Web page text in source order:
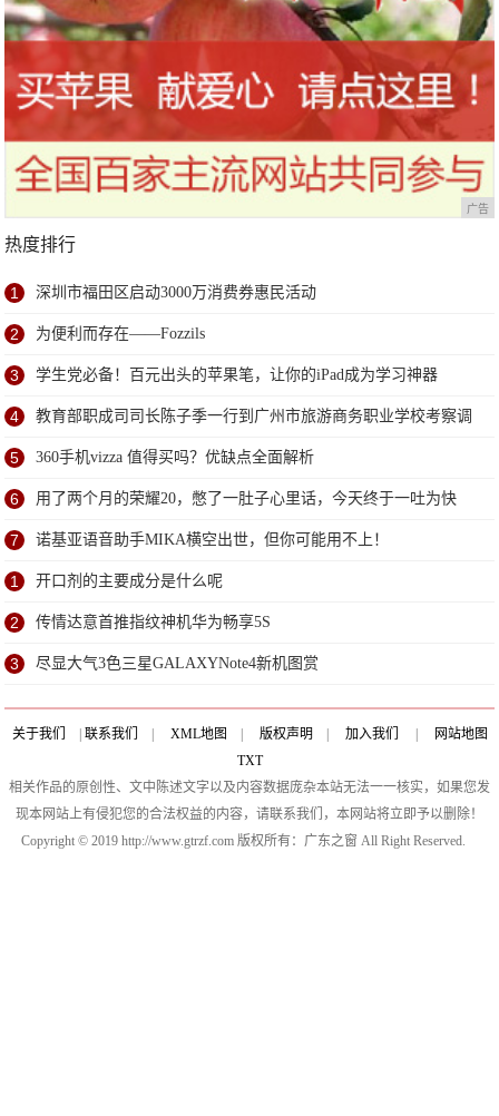
广告
热度排行
1 深圳市福田区启动3000万消费券惠民活动
2 为便利而存在——Fozzils
3 学生党必备！百元出头的苹果笔，让你的iPad成为学习神器
4 教育部职成司司长陈子季一行到广州市旅游商务职业学校考察调
研
5 360手机vizza 值得买吗？优缺点全面解析
6 用了两个月的荣耀20，憋了一肚子心里话，今天终于一吐为快
7 诺基亚语音助手MIKA横空出世，但你可能用不上！
1 开口剂的主要成分是什么呢
2 传情达意首推指纹神机华为畅享5S
3 尽显大气3色三星GALAXYNote4新机图赏
关于我们 联系我们 XML地图 版权声明 加入我们
网站地图
TXT
相关作品的原创性、文中陈述文字以及内容数据庞杂本站无法一一核实，如果您发
现本网站上有侵犯您的合法权益的内容，请联系我们，本网站将立即予以删除！
Copyright © 2019 http://www.gtrzf.com 版权所有：广东之窗 All Right Reserved.